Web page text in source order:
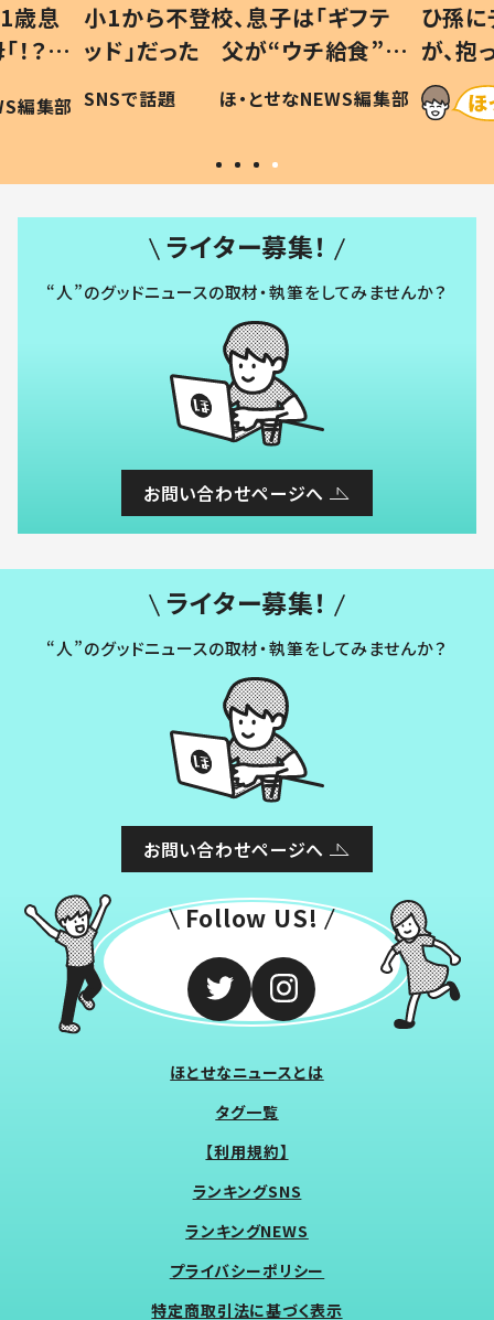
歳息
？」
編集部
小1から不登校、息子は「ギフテ
ッド」だった 父が“ウチ給食”を
作り続ける理由とは #令和の親
#令和の子
SNSで話題 ほ・とせなNEWS編集部
ひ孫
が、
「涙が
い」
ライター募集！
“人”のグッドニュースの取材・執筆をしてみませんか？
お問い合わせページへ
ライター募集！
“人”のグッドニュースの取材・執筆をしてみませんか？
お問い合わせページへ
Follow US!
ほとせなニュースとは
タグ一覧
【利用規約】
ランキングSNS
ランキングNEWS
プライバシーポリシー
特定商取引法に基づく表示